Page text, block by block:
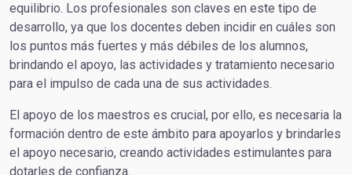
equilibrio. Los profesionales son claves en este tipo de
desarrollo, ya que los docentes deben incidir en cuáles son
los puntos más fuertes y más débiles de los alumnos,
brindando el apoyo, las actividades y tratamiento necesario
para el impulso de cada una de sus actividades.
El apoyo de los maestros es crucial, por ello, es necesaria la
formación dentro de este ámbito para apoyarlos y brindarles
el apoyo necesario, creando actividades estimulantes para
dotarles de confianza.